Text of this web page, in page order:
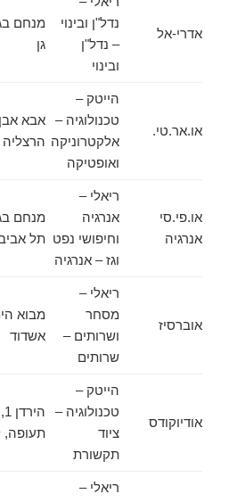
אדרי-אל
נדל"ן ובינוי
– נדל"ן
ובינוי
או.אר.טי.
הייטק –
טכנולוגיה –
אלקטרוניקה
ואופטיקה
הרצליה
או.פי.סי
אנרגיה
ריאלי –
אנרגיה
וחיפושי נפט
וגז – אנרגיה
תל אביב
אוברסיז
ריאלי –
מסחר
ושרותים –
שרותים
אשדוד
אודיוקודס
הייטק –
טכנולוגיה –
ציוד
תקשורת
הירדן
תעופה,
ריאלי –